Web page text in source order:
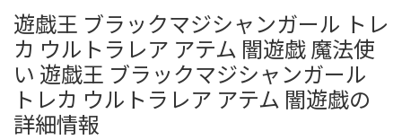
遊戯王 ブラックマジシャンガール トレ
カ ウルトラレア アテム 闇遊戯 魔法使
い 遊戯王 ブラックマジシャンガール
トレカ ウルトラレア アテム 闇遊戯の
詳細情報